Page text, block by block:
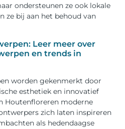
ondersteunen ze ook lokale
ze bij aan het behoud van
Leer meer over
en trends in
worden gekenmerkt door
esthetiek en innovatief
Houtenfloreren moderne
zich laten inspireren
als hedendaagse